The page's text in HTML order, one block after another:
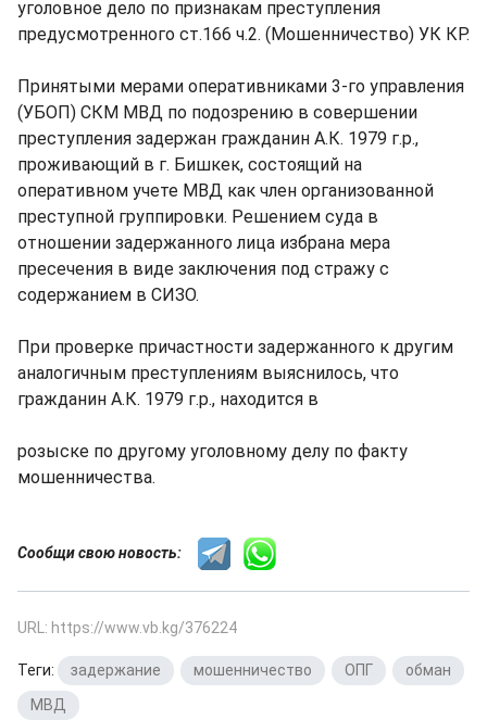
уголовное дело по признакам преступления
предусмотренного ст.166 ч.2. (Мошенничество) УК КР.
Принятыми мерами оперативниками 3-го управления
(УБОП) СКМ МВД по подозрению в совершении
преступления задержан гражданин А.К. 1979 г.р.,
проживающий в г. Бишкек, состоящий на
оперативном учете МВД как член организованной
преступной группировки. Решением суда в
отношении задержанного лица избрана мера
пресечения в виде заключения под стражу с
содержанием в СИЗО.
При проверке причастности задержанного к другим
аналогичным преступлениям выяснилось, что
гражданин А.К. 1979 г.р., находится в
розыске по другому уголовному делу по факту
мошенничества.
Сообщи свою новость:
URL: https://www.vb.kg/376224
Теги: задержание мошенничество ОПГ обман
МВД